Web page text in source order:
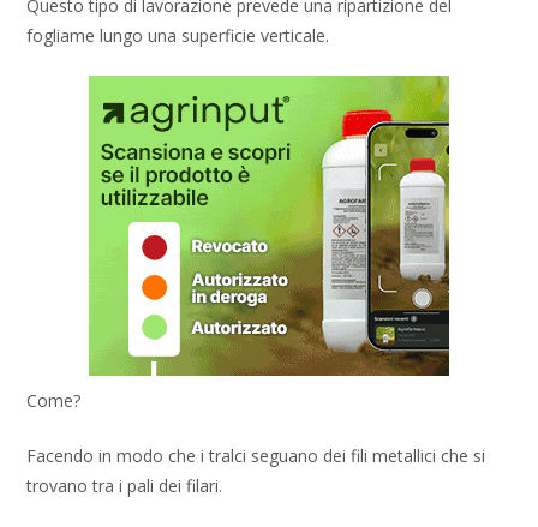
Questo tipo di lavorazione prevede una ripartizione del
fogliame lungo una superficie verticale.
Come?
Facendo in modo che i tralci seguano dei fili metallici che si
trovano tra i pali dei filari.